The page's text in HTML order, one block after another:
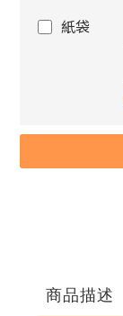
紙袋
商品描述